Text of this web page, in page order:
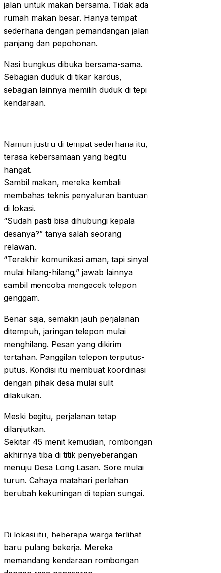
jalan untuk makan bersama. Tidak ada
rumah makan besar. Hanya tempat
sederhana dengan pemandangan jalan
panjang dan pepohonan.
Nasi bungkus dibuka bersama-sama.
Sebagian duduk di tikar kardus,
sebagian lainnya memilih duduk di tepi
kendaraan.
Namun justru di tempat sederhana itu,
terasa kebersamaan yang begitu
hangat.
Sambil makan, mereka kembali
membahas teknis penyaluran bantuan
di lokasi.
“Sudah pasti bisa dihubungi kepala
desanya?” tanya salah seorang
relawan.
“Terakhir komunikasi aman, tapi sinyal
mulai hilang-hilang,” jawab lainnya
sambil mencoba mengecek telepon
genggam.
Benar saja, semakin jauh perjalanan
ditempuh, jaringan telepon mulai
menghilang. Pesan yang dikirim
tertahan. Panggilan telepon terputus-
putus. Kondisi itu membuat koordinasi
dengan pihak desa mulai sulit
dilakukan.
Meski begitu, perjalanan tetap
dilanjutkan.
Sekitar 45 menit kemudian, rombongan
akhirnya tiba di titik penyeberangan
menuju Desa Long Lasan. Sore mulai
turun. Cahaya matahari perlahan
berubah kekuningan di tepian sungai.
Di lokasi itu, beberapa warga terlihat
baru pulang bekerja. Mereka
memandang kendaraan rombongan